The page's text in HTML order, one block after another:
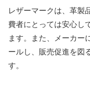
レザーマークは、革製
費者にとっては安心し
ます。また、メーカー
ールし、販売促進を図
す。